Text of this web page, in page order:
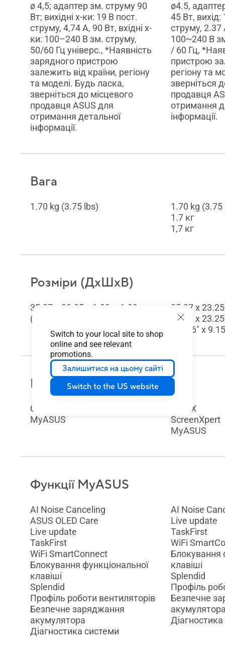
Switch to your local site to shop
online and see relevant
promotions.
Залишитися на цьому сайті
Switch to the US website
ø 4,5; адаптер зм. струму 90
Вт; вихідні х-ки: 19 В пост.
струму, 4,74 А, 90 Вт, вхідні х-
ки: 100–240 В зм. струму,
50/60 Гц універс., *Наявність
зарядного пристрою
залежить від країни, регіону
та моделі. Будь ласка,
зверніться до місцевого
продавця ASUS для
отримання детальної
інформації.
ø4.5,
45 Вт, вихід:
струму, 2.37
100~240 В
/ 60 Гц,
пристрою
регіону та
зверніться
продавця
отримання
інформації.
Вага
1.70 kg (3.75 lbs)
1.70 kg (3.75
1.7 кг
1,7 кг
Розміри (ДхШxВ)
35.97 x 23.25 x 1.99 ~ 1.99 cm
(14.16" x 9.15" x 0.78" ~ 0.78")
35.97 x
35.97 x
(14.16" x
Вбудовані програми
GlideX
MyASUS
GlideX
ScreenXpert
MyASUS
Функції MyASUS
AI Noise Canceling
ASUS OLED Care
Live update
TaskFirst
WiFi SmartConnect
Блокування функціональної
клавіші
Splendid
Профіль роботи вентиляторів
Безпечне заряджання
акумулятора
Діагностика системи
AI Noise
Live update
TaskFirst
WiFi
Блокування
клавіші
Splendid
Профіль
Безпечне